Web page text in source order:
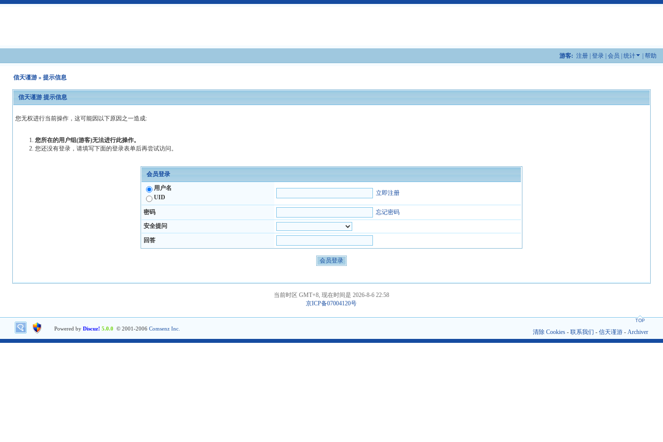
游客: 注册| 登录| 会员 统计 帮助
信天谨游» 提示信息
信天谨游 提示信息
您无权进行当前操作，这可能因以下原因之一造成:
您所在的用户组(游客)无法进行此操作。
您还没有登录，请填写下面的登录表单后再尝试访问。
会员登录
用户名
UID
立即注册
密码
忘记密码
安全提问
回答
当前时区 GMT+8, 现在时间是 2026-8-6 22:58
京ICP备07004120号
Powered by Discuz! 5.0.0 © 2001-2006 Comsenz Inc.
TOP
清除 Cookies - 联系我们 - 信天谨游 - Archiver